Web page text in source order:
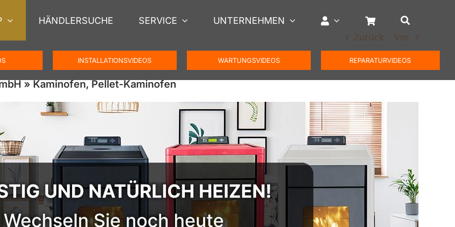
HÄNDLERSUCHE SERVICE UNTERNEHMEN
INSTALLATIONSVIDEOS WARTUNGSVIDEOS REPARATURVIDEOS
Zurück Vor
» Kaminofen, Pellet-Kaminofen